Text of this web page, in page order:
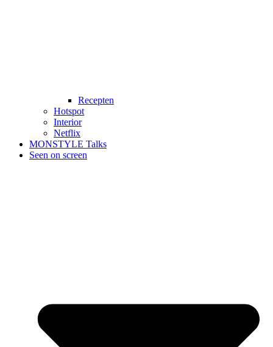
Recepten
Hotspot
Interior
Netflix
MONSTYLE Talks
Seen on screen